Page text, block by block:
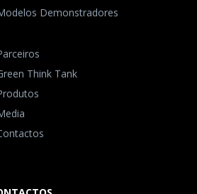
Demonstradores
Think Tank